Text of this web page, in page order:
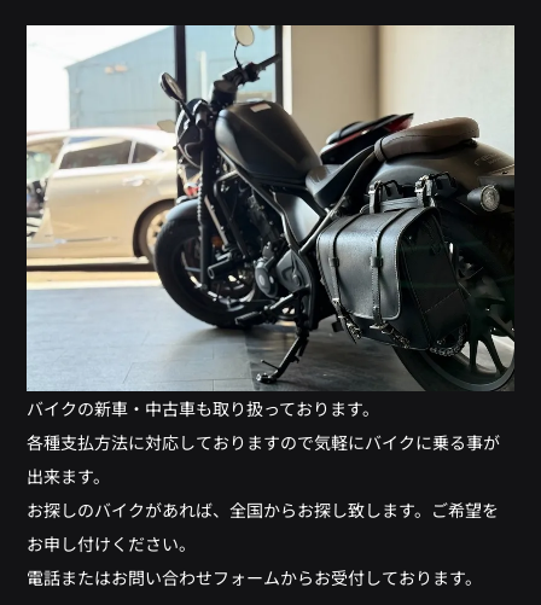
バイクの新車・中古車も取り扱っております。
各種支払方法に対応しておりますので気軽にバイクに乗る事が
出来ます。
お探しのバイクがあれば、全国からお探し致します。ご希望を
お申し付けください。
電話またはお問い合わせフォームからお受付しております。